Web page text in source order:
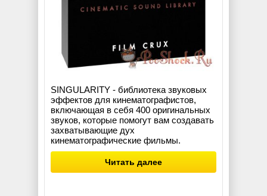
SINGULARITY - библиотека звуковых
эффектов для кинематографистов,
включающая в себя 400 оригинальных
звуков, которые помогут вам создавать
захватывающие дух
кинематографические фильмы.
Читать далее